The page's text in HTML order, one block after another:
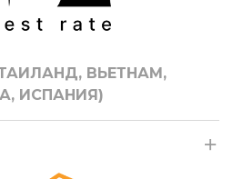
(ТАИЛАНД, ВЬЕТНАМ,
ИСПАНИЯ)